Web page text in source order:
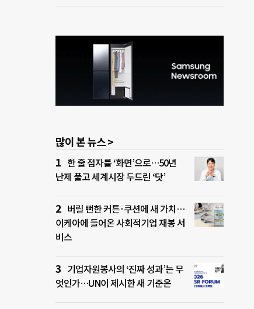
많이 본 뉴스 >
한 줄 점자를 ‘화면’으로…50년
난제 풀고 세계시장 두드린 ‘닷’
버릴 뻔한 커튼·쿠션에 새 가치…
이케아에 들어온 사회적기업 재봉 서
비스
기업자원봉사의 ‘진짜 성과’는 무
엇인가…UN이 제시한 새 기준은